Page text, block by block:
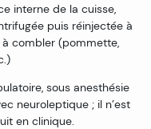
interne de la cuisse,
puis réinjectée à
à combler (pommette,
sous anesthésie
neuroleptique ; il n’est
en clinique.